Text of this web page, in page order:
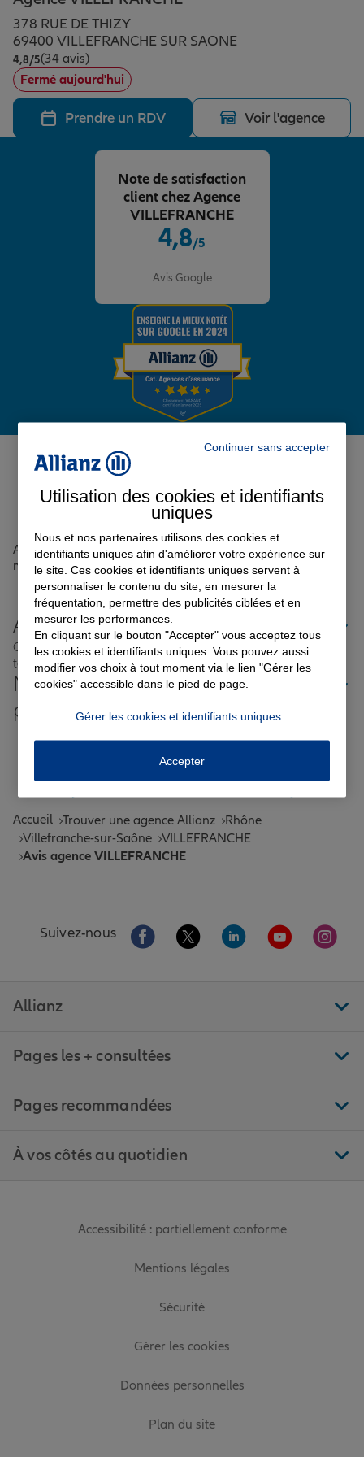
Assurance emprunteur
Prévoyance et dépendance
Assurance animal de compagnie
Protection de la famille
Protection juridique
Épargne & retraite
Plan épargne retraite
Assurance vie
Placements financiers
Investissements immobiliers
Transmission
Vos projets
Partir en vacances
Départ à la retraite
Préparer l’avenir
Conseil assurance
Assurance habitation
Le Pack Famille
Garantie des accidents de la vie
Assurance scolaire
Protection juridique
Retraite
Tous nos devis d'assurance
Allianz en France
378 RUE DE THIZY
69400 VILLEFRANCHE SUR SAONE
4,8/5Note de 4.8 sur 5
(34 avis)
Fermé aujourd'hui
Prendre un RDV Voir l'agence
4,8/5
Avis Google
Note de satisfaction
client chez Agence
VILLEFRANCHE
Avis de l'agence Agence
VILLEFRANCHE
Avis sur une période de 6 mois
Aucun avis sur votre agence n'a été retrouvé pour le
moment
Allianz proche de chez vous
Où que vous soyez en France, nos agences Allianz sont
toujours près de chez vous.
Nos offres d'assurance dans les
plus grandes villes de France
Toutes les agences Allianz de France
Tous nos guides et conseils Allianz
Accueil Trouver une agence Allianz
Rhône
Villefranche-sur-Saône VILLEFRANCHE
Avis agence VILLEFRANCHE
Suivez-nous Aller sur la page Facebook de Allianz
Aller sur la page Twitter de
Aller sur la page
Aller sur la
Aller
Allianz
Pages les + consultées
Pages recommandées
À vos côtés au quotidien
Accessibilité : partiellement conforme
Mentions légales
Sécurité
Gérer les cookies
Données personnelles
Plan du site
Continuer sans accepter
Utilisation des cookies et identifiants
uniques
Nous et nos partenaires utilisons des cookies et
identifiants uniques afin d'améliorer votre expérience sur
le site. Ces cookies et identifiants uniques servent à
personnaliser le contenu du site, en mesurer la
fréquentation, permettre des publicités ciblées et en
mesurer les performances.
En cliquant sur le bouton "Accepter" vous acceptez tous
les cookies et identifiants uniques. Vous pouvez aussi
modifier vos choix à tout moment via le lien "Gérer les
cookies" accessible dans le pied de page.
Gérer les cookies et identifiants uniques
Accepter